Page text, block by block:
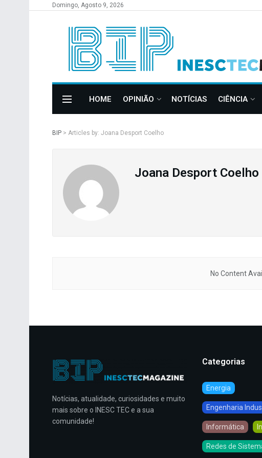
Domingo, Agosto 9, 2026
HOME OPINIÃO NOTÍCIAS CIÊNCIA
BIP > Articles by: Joana Desport Coelho
Joana Desport Coelho
No Content
Notícias, atualidade, curiosidades e muito
mais sobre o INESC TEC e a sua
comunidade!
Categorias
Energia
Engenharia
Informática
Redes de